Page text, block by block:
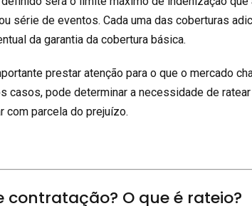
série de eventos. Cada uma das coberturas
da garantia da cobertura básica.
prestar atenção para o que o mercado
casos, pode determinar a necessidade de
com parcela do prejuízo.
contratação? O que é rateio?